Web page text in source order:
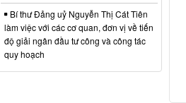
Bí thư Đảng uỷ Nguyễn Thị Cát Tiên
làm việc với các cơ quan, đơn vị về tiến
độ giải ngân đầu tư công và công tác
quy hoạch